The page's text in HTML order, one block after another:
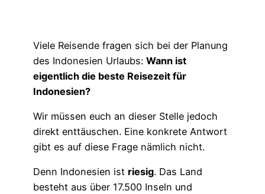
Viele Reisende fragen sich bei der Planung
des Indonesien Urlaubs: Wann ist
eigentlich die beste Reisezeit für
Indonesien?
Wir müssen euch an dieser Stelle jedoch
direkt enttäuschen. Eine konkrete Antwort
gibt es auf diese Frage nämlich nicht.
Denn Indonesien ist riesig. Das Land
besteht aus über 17.500 Inseln und